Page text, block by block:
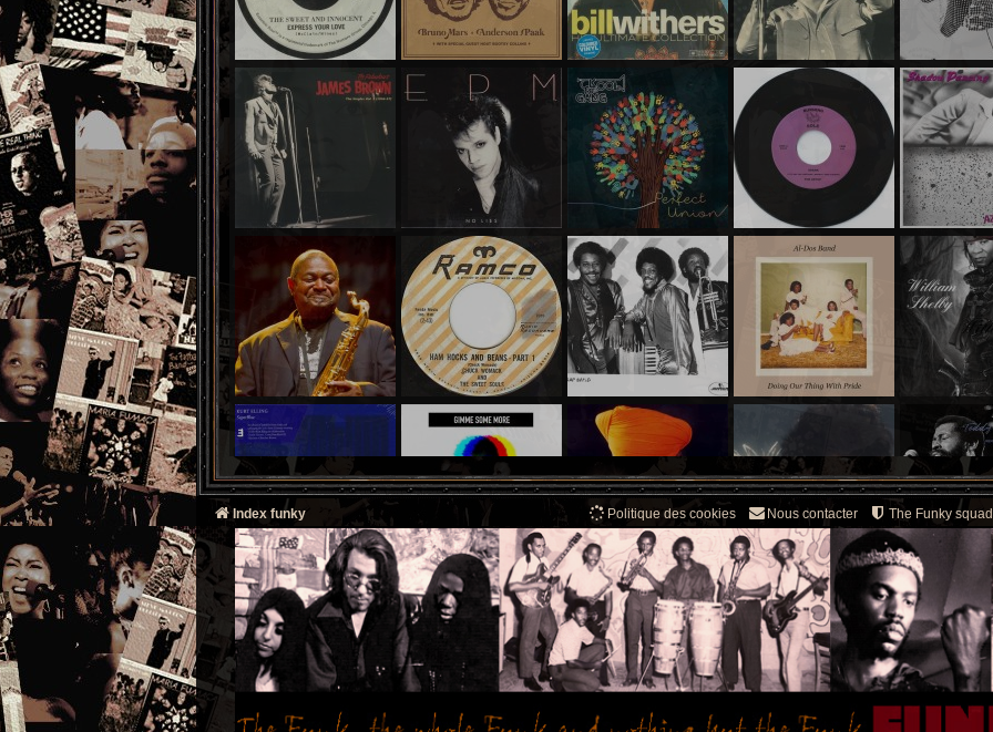
Index funky The Funky squad
Nous contacter
Politique des cookies